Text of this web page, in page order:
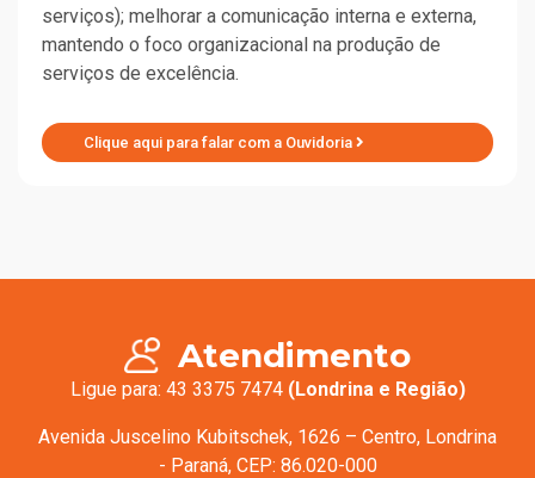
serviços); melhorar a comunicação interna e externa,
mantendo o foco organizacional na produção de
serviços de excelência.
Clique aqui para falar com a Ouvidoria
Atendimento
Ligue para: 43 3375 7474 (Londrina e Região)
Avenida Juscelino Kubitschek, 1626 – Centro, Londrina
- Paraná, CEP: 86.020-000